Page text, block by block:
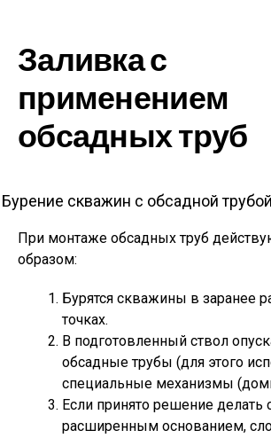
Заливка с
применением
обсадных труб
Бурение скважин с обсадной
При монтаже обсадных труб
образом:
Бурятся скважины в заранее
точках.
В подготовленный ствол
обсадные трубы (для этого
специальные механизмы
Если принято решение делать
расширенным основанием,